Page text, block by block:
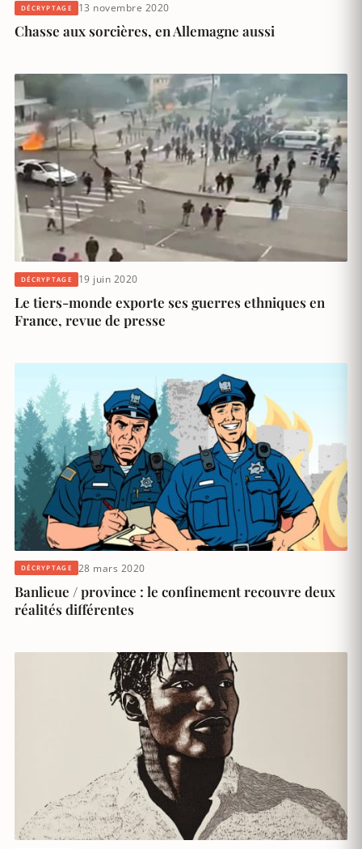
DÉCRYPTAGE 13 novembre 2020
Chasse aux sorcières, en Allemagne aussi
DÉCRYPTAGE 19 juin 2020
Le tiers-monde exporte ses guerres ethniques en
France, revue de presse
DÉCRYPTAGE 28 mars 2020
Banlieue / province : le confinement recouvre deux
réalités différentes